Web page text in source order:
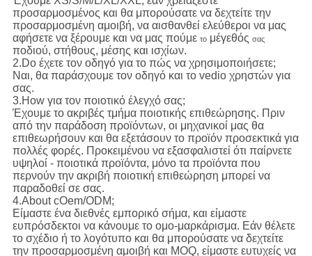
προσαρμοσμένος και θα μπορούσατε να δεχτείτε την
προσαρμοσμένη αμοιβή, να αισθανθεί ελεύθεροι να μας
αφήσετε να ξέρουμε και να μας πούμε το μέγεθός σας
ποδιού, στήθους, μέσης και ισχίων.
2.Do έχετε τον οδηγό για το πώς να χρησιμοποιήσετε;
Ναι, θα παράσχουμε τον οδηγό και το vedio χρηστών για
σας.
3.How για τον ποιοτικό έλεγχό σας;
Έχουμε το ακριβές τμήμα ποιοτικής επιθεώρησης. Πριν
από την παράδοση προϊόντων, οι μηχανικοί μας θα
επιθεωρήσουν και θα εξετάσουν το προϊόν προσεκτικά για
πολλές φορές. Προκειμένου να εξασφαλιστεί ότι παίρνετε
υψηλοί - ποιοτικά προϊόντα, μόνο τα προϊόντα που
περνούν την ακριβή ποιοτική επιθεώρηση μπορεί να
παραδοθεί σε σας.
4.About cOem/ODM;
Είμαστε ένα διεθνές εμπορικό σήμα, και είμαστε
ευπρόσδεκτοι να κάνουμε το ομο-μαρκάρισμα. Εάν θέλετε
το σχέδιο ή το λογότυπο και θα μπορούσατε να δεχτείτε
την προσαρμοσμένη αμοιβή και MOQ, είμαστε ευτυχείς να